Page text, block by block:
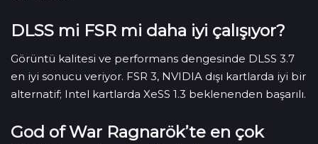
DLSS mi FSR mi daha iyi çalışıyor?
Görüntü kalitesi ve performans dengesinde DLSS 3.7
en iyi sonucu veriyor. FSR 3, NVIDIA dışı kartlarda iyi bir
alternatif; Intel kartlarda XeSS 1.3 beklenenden başarılı.
God of War Ragnarök’te en çok